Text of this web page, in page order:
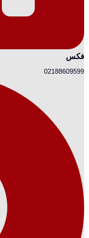
فکس
02188609599